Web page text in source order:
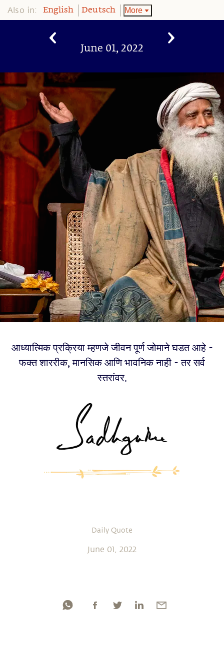
Also in: English Deutsch More
June 01, 2022
आध्यात्मिक प्रक्रिया म्हणजे जीवन पूर्ण जोमाने घडत आहे -
फक्त शाररीक, मानसिक आणि भावनिक नाही - तर सर्व
स्तरांवर.
Daily Quote
June 01, 2022